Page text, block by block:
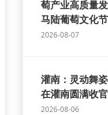
萄产业高质量
马陆葡萄文化
2026-08-07
灌南：灵动舞
在灌南圆满收官
2026-08-06